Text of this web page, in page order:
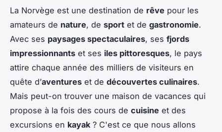
La Norvège est une destination de rêve pour les
amateurs de nature, de sport et de gastronomie.
Avec ses paysages spectaculaires, ses fjords
impressionnants et ses iles pittoresques, le pays
attire chaque année des milliers de visiteurs en
quête d’aventures et de découvertes culinaires.
Mais peut-on trouver une maison de vacances qui
propose à la fois des cours de cuisine et des
excursions en kayak ? C'est ce que nous allons